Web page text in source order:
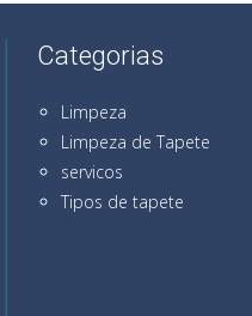
Categorias
Limpeza
Limpeza de Tapete
servicos
Tipos de tapete